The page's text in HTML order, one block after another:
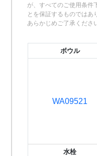
が、すべてのご使用条件
とを保証するものではあ
あらかじめご了承くださ
ボウル
WA09521
水栓